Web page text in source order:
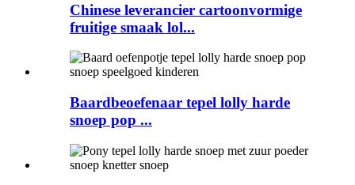
Chinese leverancier cartoonvormige
fruitige smaak lol...
Baardbeoefenaar tepel lolly harde
snoep pop ...